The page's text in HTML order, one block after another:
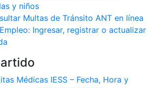
y niños
Multas de Tránsito ANT en línea
Ingresar, registrar o actualizar
Médicas IESS – Fecha, Hora y